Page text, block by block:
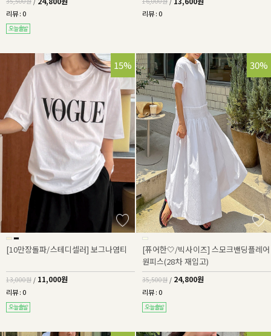
리뷰 : 0 리뷰 : 0
15%
[10만장돌파/스테디셀러] 보그나염티
13,000원 / 11,000원
리뷰 : 0
30%
[퓨어한🤍/빅사이즈] 스모크밴딩플레어
원피스(28차 재입고)
35,500원 / 24,800원
리뷰 : 0